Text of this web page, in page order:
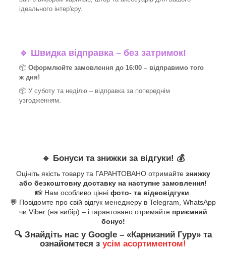
ідеального інтер'єру.​
🔹 Швидка відправка – без затримок!
📦 Оформлюйте замовлення до 16:00 – відправимо того
ж дня!
📦 У суботу та неділю – відправка за попереднім
узгодженням.
🔹 Бонуси та знижки за відгуки! 💰
Оцініть якість товару та ГАРАНТОВАНО отримайте знижку
або безкоштовну доставку на наступне замовлення!
📸 Нам особливо цінні фото- та відеовідгуки.
💬 Повідомте про свій відгук менеджеру в Telegram, WhatsApp
чи Viber (на вибір) – і гарантовано отримайте приємний
бонус!
🔍 Знайдіть нас у Google – «Карнизний Гуру» та
ознайомтеся з усім асортиментом!